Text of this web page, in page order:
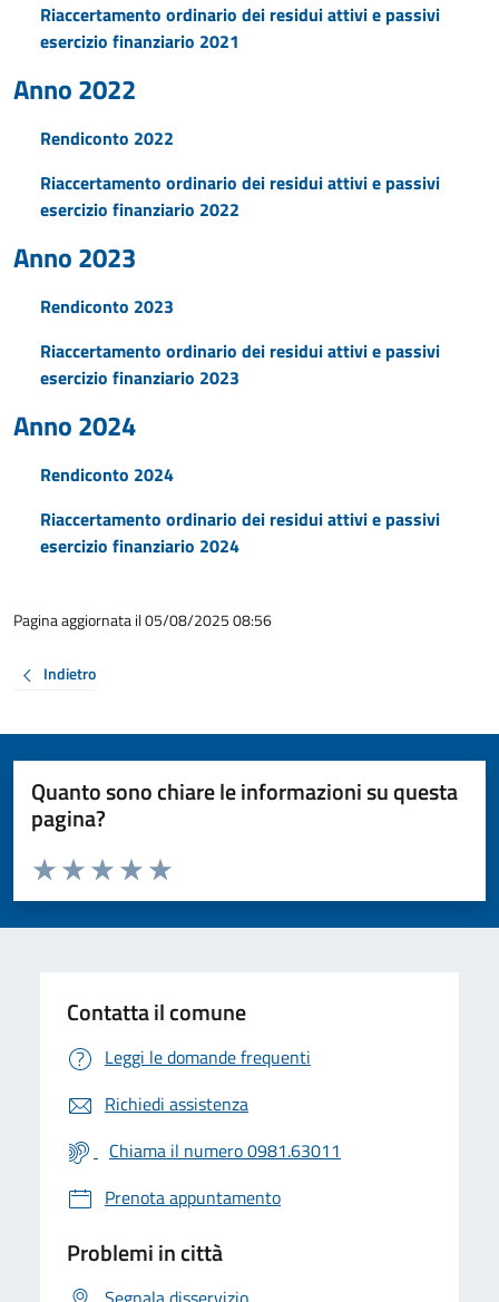
Riaccertamento ordinario dei residui attivi e passivi
esercizio finanziario 2021
Anno 2022
Rendiconto 2022
Riaccertamento ordinario dei residui attivi e passivi
esercizio finanziario 2022
Anno 2023
Rendiconto 2023
Riaccertamento ordinario dei residui attivi e passivi
esercizio finanziario 2023
Anno 2024
Rendiconto 2024
Riaccertamento ordinario dei residui attivi e passivi
esercizio finanziario 2024
Pagina aggiornata il 05/08/2025 08:56
Indietro
Quanto sono chiare le informazioni su questa
pagina?
Valuta da 1 a 5 stelle la pagina
Valuta 5 stelle su 5
Valuta 4 stelle su 5
Valuta 3 stelle su 5
Valuta 2 stelle su 5
Valuta 1 stelle su 5
Contatta il comune
Leggi le domande frequenti
Richiedi assistenza
Chiama il numero 0981.63011
Prenota appuntamento
Problemi in città